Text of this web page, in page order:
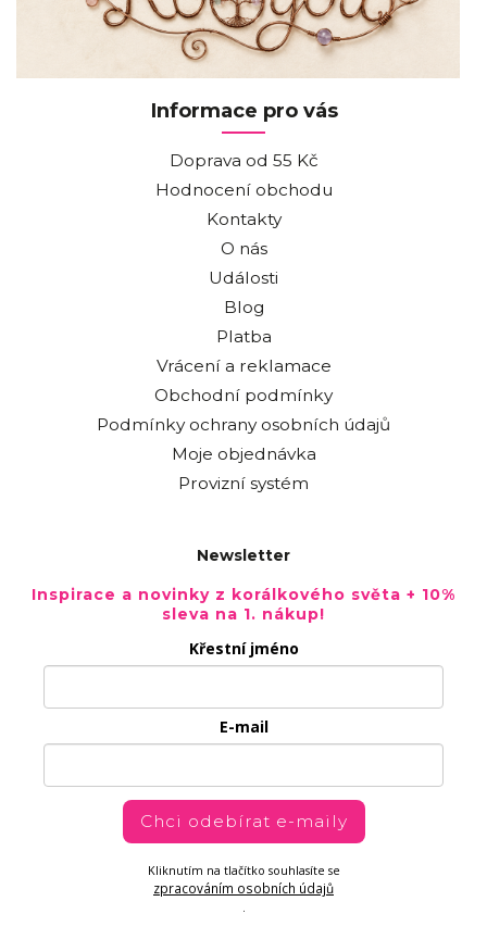
Informace pro vás
Doprava od 55 Kč
Hodnocení obchodu
Kontakty
O nás
Události
Blog
Platba
Vrácení a reklamace
Obchodní podmínky
Podmínky ochrany osobních údajů
Moje objednávka
Provizní systém
Newsletter
Inspirace a novinky z korálkového světa + 10%
sleva na 1. nákup!
Křestní jméno
E-mail
Chci odebírat e-maily
Kliknutím na tlačítko souhlasíte se
zpracováním osobních údajů
.